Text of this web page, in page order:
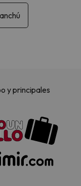
y principales